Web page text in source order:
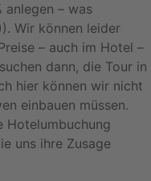
anlegen – was
Wir können leider
– auch im Hotel –
dann, die Tour in
hier können wir nicht
einbauen müssen.
Hotelumbuchung
uns ihre Zusage